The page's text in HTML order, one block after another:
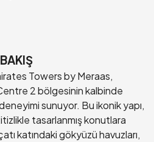
Towers by Meraas,
2 bölgesinin kalbinde
sunuyor. Bu ikonik yapı,
tasarlanmış konutlara
katındaki gökyüzü havuzları,